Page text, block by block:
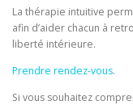
La thérapie intuitive
afin d’aider chacun à
liberté intérieure.
Prendre rendez-vous.
Si vous souhaitez